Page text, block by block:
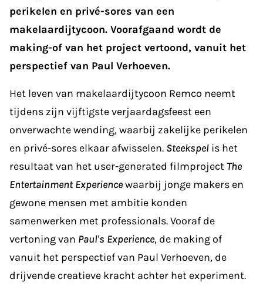
perikelen en privé-sores van een
makelaardijtycoon. Voorafgaand wordt de
making-of van het project vertoond, vanuit het
perspectief van Paul Verhoeven.
Het leven van makelaardijtycoon Remco neemt
tijdens zijn vijftigste verjaardagsfeest een
onverwachte wending, waarbij zakelijke perikelen
en privé-sores elkaar afwisselen. Steekspel is het
resultaat van het user-generated filmproject The
Entertainment Experiencewaarbij jonge makers en
gewone mensen met ambitie konden
samenwerken met professionals. Vooraf de
vertoning van Paul's Experience, de making of
vanuit het perspectief van Paul Verhoeven, de
drijvende creatieve kracht achter het experiment.